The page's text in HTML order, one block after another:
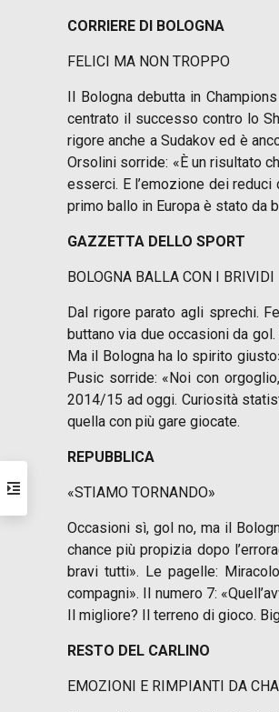
CORRIERE DI BOLOGNA
FELICI MA NON TROPPO
Il Bologna debutta in
centrato il successo contro lo
rigore anche a Sudakov ed è
Orsolini sorride: «È un risultato
esserci. E l’emozione dei
primo ballo in Europa è stato da
GAZZETTA DELLO SPORT
BOLOGNA BALLA CON I BRIVIDI
Dal rigore parato agli sprechi.
buttano via due occasioni da
Ma il Bologna ha lo spirito
Pusic sorride: «Noi con
2014/15 ad oggi. Curiosità
quella con più gare giocate.
REPUBBLICA
«STIAMO TORNANDO»
Occasioni sì, gol no, ma il
chance più propizia dopo
bravi tutti». Le pagelle:
compagni». Il numero 7:
Il migliore? Il terreno di gioco.
RESTO DEL CARLINO
EMOZIONI E RIMPIANTI DA